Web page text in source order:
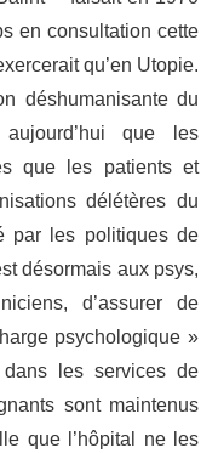
en consultation cette
qu’en Utopie.
déshumanisante du
que les
que les patients et
délétères du
par les politiques de
désormais aux psys,
d’assurer de
psychologique »
les services de
sont maintenus
que l’hôpital ne les